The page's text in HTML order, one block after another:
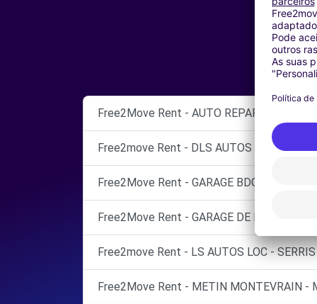
Free2Move Rent - AUTO REPARATION
Free2move Rent - DLS AUTOS LOC -
Free2Move Rent - GARAGE BDGL -
Free2Move Rent - GARAGE DE LA BRIE
Free2move Rent - LS AUTOS LOC - SERRIS
Free2Move Rent - METIN MONTEVRAIN -